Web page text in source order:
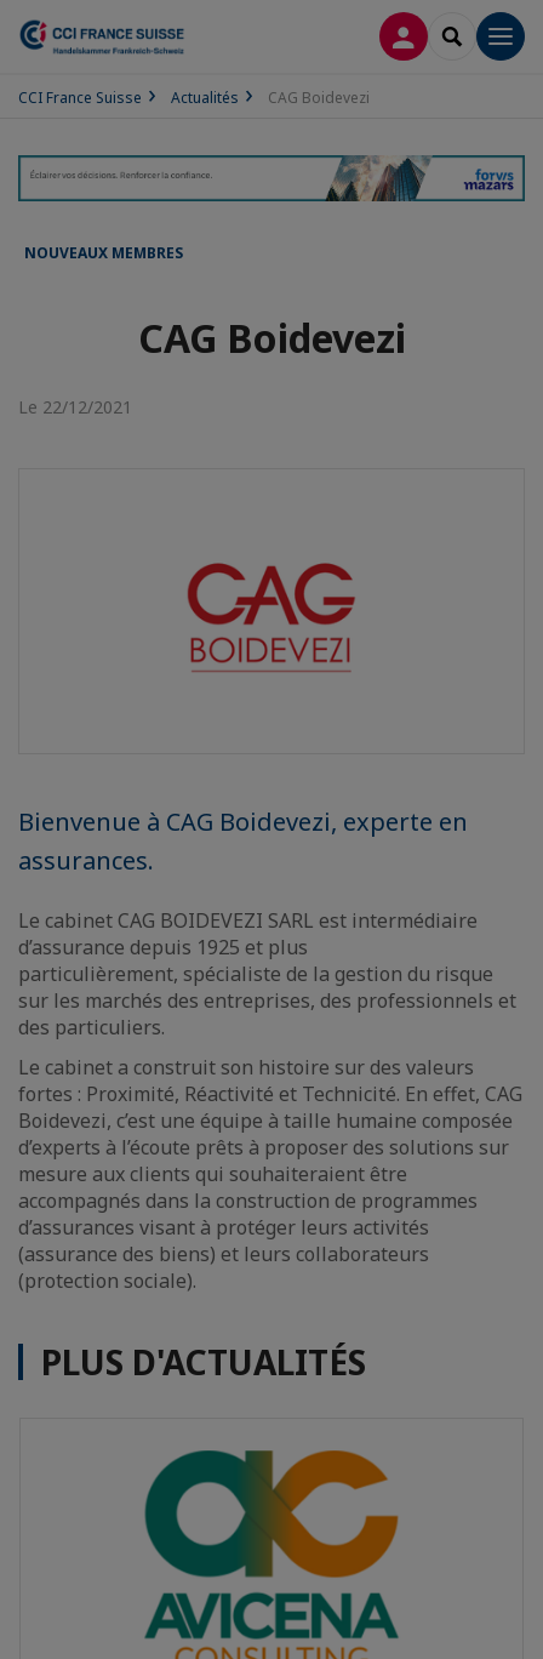
CONNEXION
CCI France Suisse Actualités CAG Boidevezi
NOUVEAUX MEMBRES
CAG Boidevezi
Le 22/12/2021
Bienvenue à CAG Boidevezi, experte en
assurances.
Le cabinet CAG BOIDEVEZI SARL est intermédiaire
d’assurance depuis 1925 et plus
particulièrement, spécialiste de la gestion du risque
sur les marchés des entreprises, des professionnels et
des particuliers.
Le cabinet a construit son histoire sur des valeurs
fortes : Proximité, Réactivité et Technicité. En effet, CAG
Boidevezi, c’est une équipe à taille humaine composée
d’experts à l’écoute prêts à proposer des solutions sur
mesure aux clients qui souhaiteraient être
accompagnés dans la construction de programmes
d’assurances visant à protéger leurs activités
(assurance des biens) et leurs collaborateurs
(protection sociale).
PLUS D'ACTUALITÉS